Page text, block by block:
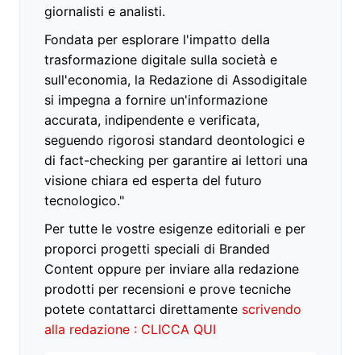
giornalisti e analisti.
Fondata per esplorare l'impatto della
trasformazione digitale sulla società e
sull'economia, la Redazione di Assodigitale
si impegna a fornire un'informazione
accurata, indipendente e verificata,
seguendo rigorosi standard deontologici e
di fact-checking per garantire ai lettori una
visione chiara ed esperta del futuro
tecnologico."
Per tutte le vostre esigenze editoriali e per
proporci progetti speciali di Branded
Content oppure per inviare alla redazione
prodotti per recensioni e prove tecniche
potete contattarci direttamente scrivendo
alla redazione : CLICCA QUI